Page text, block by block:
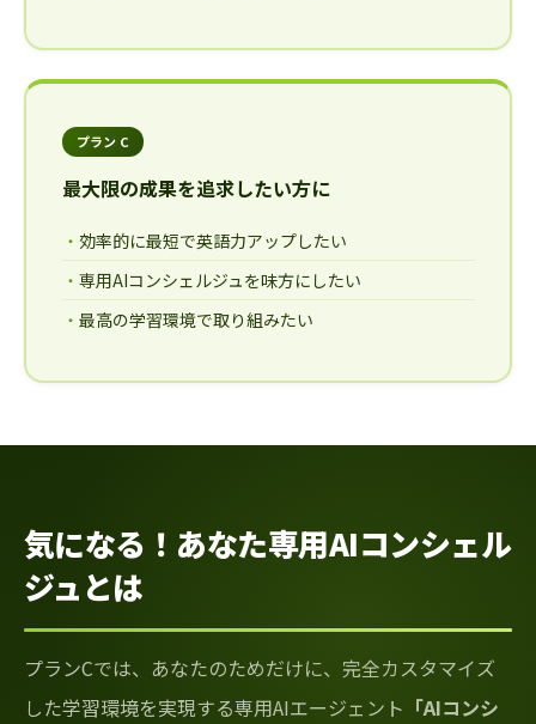
プラン C
最大限の成果を追求したい方に
効率的に最短で英語力アップしたい
専用AIコンシェルジュを味方にしたい
最高の学習環境で取り組みたい
気になる！あなた専用AIコンシェル
ジュとは
プランCでは、あなたのためだけに、完全カスタマイズ
した学習環境を実現する専用AIエージェント 「AIコンシ